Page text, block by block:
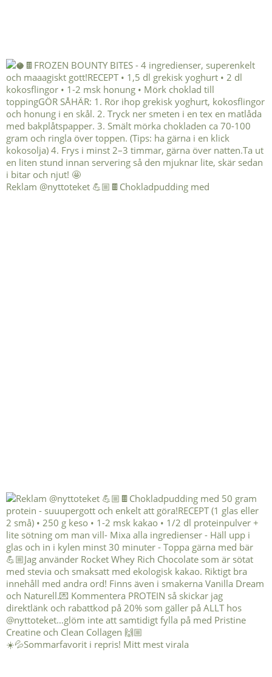
Reklam @nyttoteket 💪🏼🍫Chokladpudding med
☀️💦Sommarfavorit i repris! Mitt mest virala